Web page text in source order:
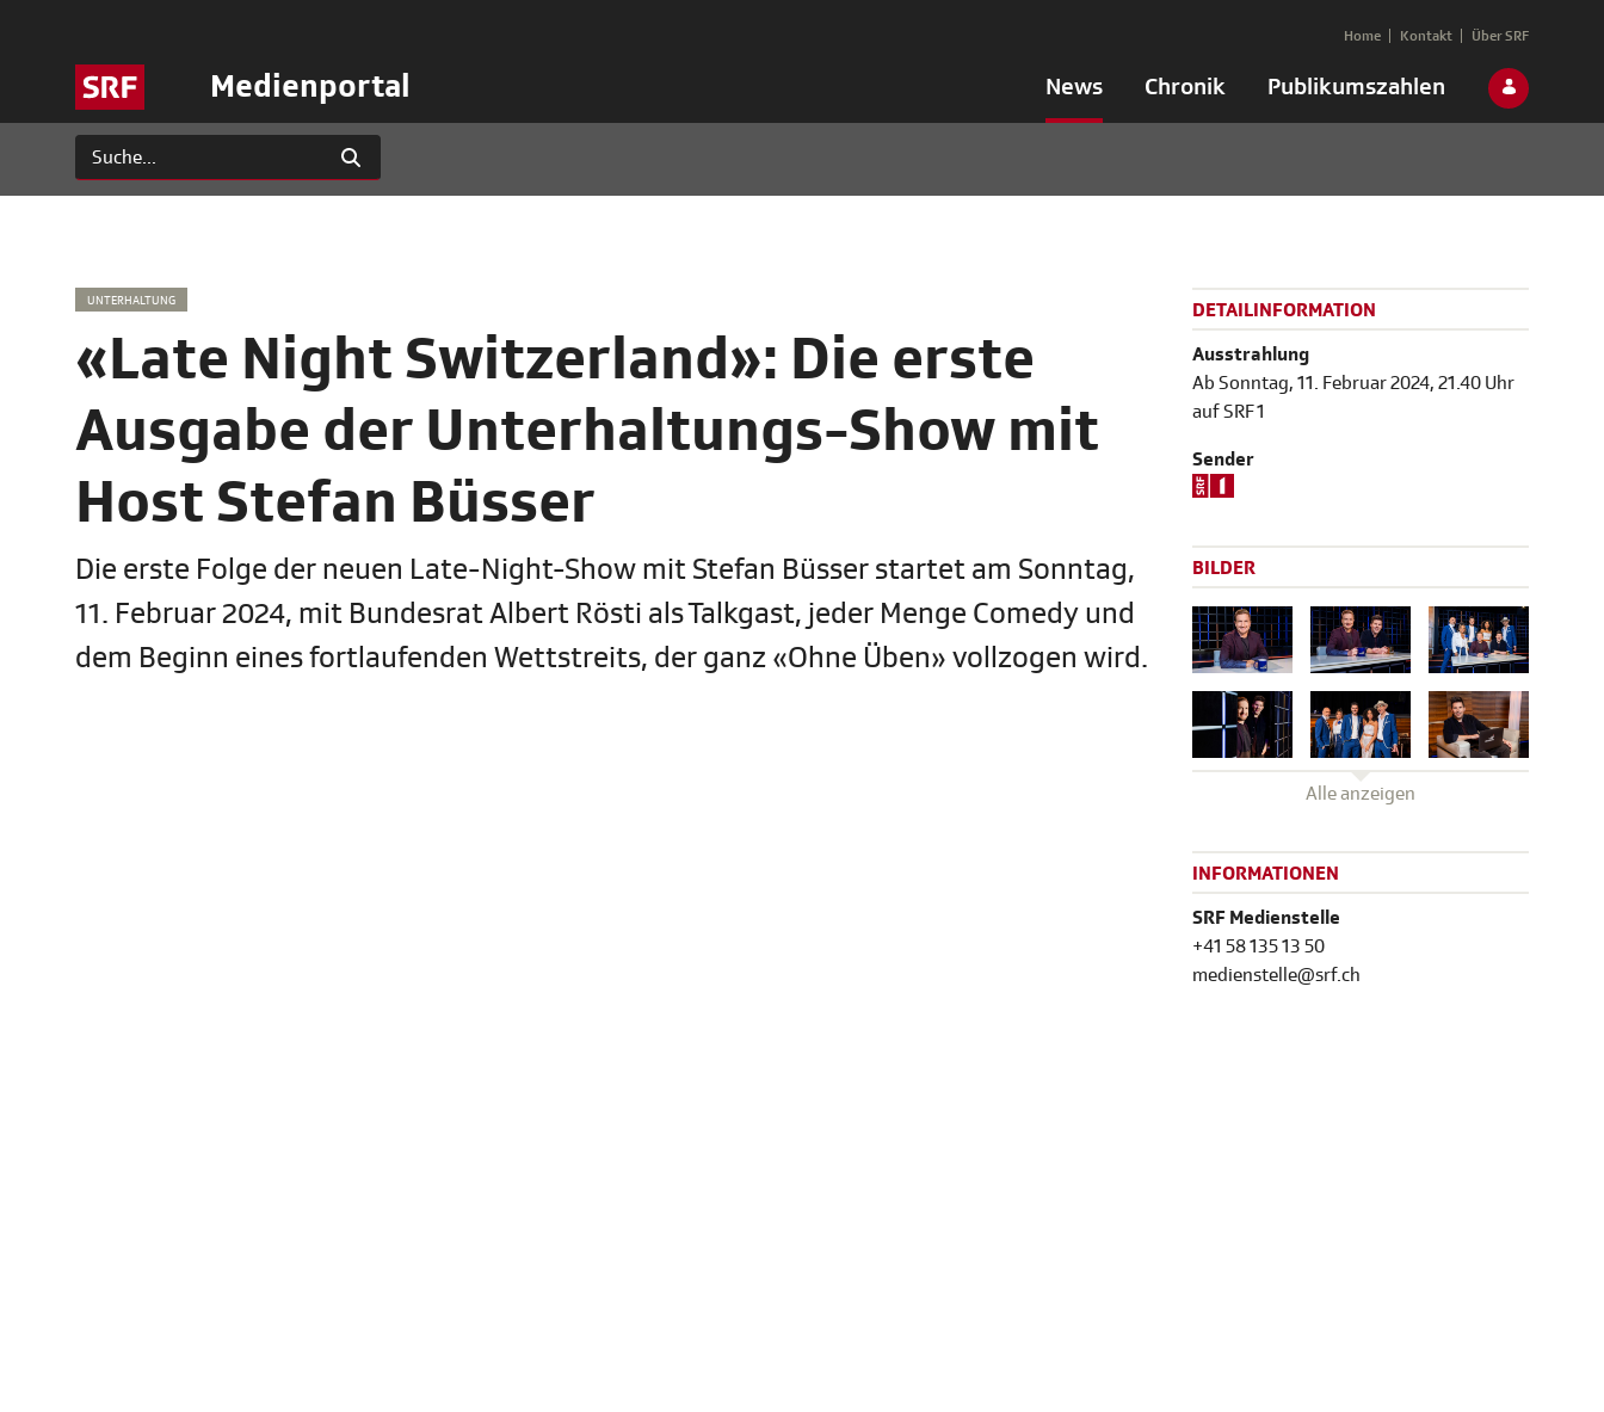
Medienportal News Chronik Publikumszahlen
Home Kontakt Über SRF
UNTERHALTUNG
«Late Night Switzerland»: Die erste
Ausgabe der Unterhaltungs-Show mit
Host Stefan Büsser
Die erste Folge der neuen Late-Night-Show mit Stefan Büsser startet am Sonntag,
11. Februar 2024, mit Bundesrat Albert Rösti als Talkgast, jeder Menge Comedy und
dem Beginn eines fortlaufenden Wettstreits, der ganz «Ohne Üben» vollzogen wird.
DETAILINFORMATION
Ausstrahlung
Ab Sonntag, 11. Februar 2024, 21.40 Uhr
auf SRF 1
Sender
BILDER
Alle anzeigen
INFORMATIONEN
SRF Medienstelle
+41 58 135 13 50
medienstelle@srf.ch